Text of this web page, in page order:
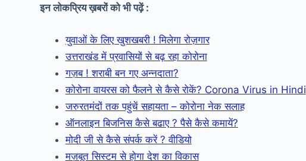
इन लोकप्रिय ख़बरों को भी पढ़ें :
युवाओं के लिए खुशखबरी ! मिलेगा रोज़गार
उत्तराखंड में प्रवासियों से बढ़ रहा कोरोना
गज़ब ! शराबी बन गए अन्नदाता?
कोरोना वायरस को फैलने से कैसे रोकें? Corona Virus in Hindi
जरुरतमंदों तक पहुंचें सहायता – कोरोना नेक सलाह
ऑनलाइन बिजनिस कैसे बढाए ? पैसे कैसे कमायें?
मोदी जी से कैसे संपर्क करें ? वीडियो
मज़बूत सिस्टम से होगा देश का विकास